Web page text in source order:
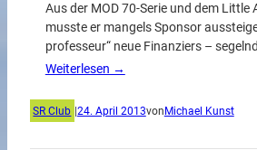
Aus der MOD 70-Serie und dem Little
musste er mangels Sponsor
professeur“ neue Finanziers –
Weiterlesen →
SR Club |24. April 2013vonMichael Kunst